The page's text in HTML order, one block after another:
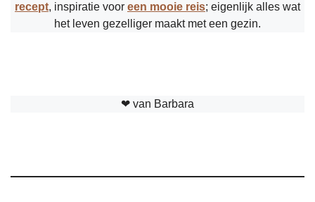
recept, inspiratie voor een mooie reis; eigenlijk alles wat
het leven gezelliger maakt met een gezin.
❤︎ van Barbara